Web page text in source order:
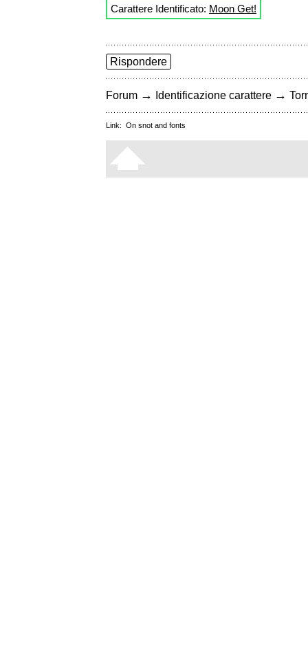
Carattere Identificato: Moon Get!
Rispondere
Forum → Identificazione carattere →
Link: On snot and fonts